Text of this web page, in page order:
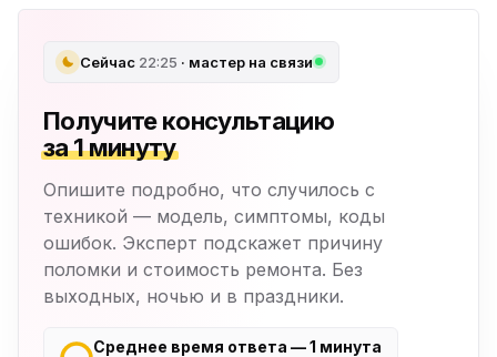
Сейчас 22:25 · мастер на связи
Получите консультацию
за 1 минуту
Опишите подробно, что случилось с
техникой — модель, симптомы, коды
ошибок. Эксперт подскажет причину
поломки и стоимость ремонта. Без
выходных, ночью и в праздники.
Среднее время ответа — 1 минута